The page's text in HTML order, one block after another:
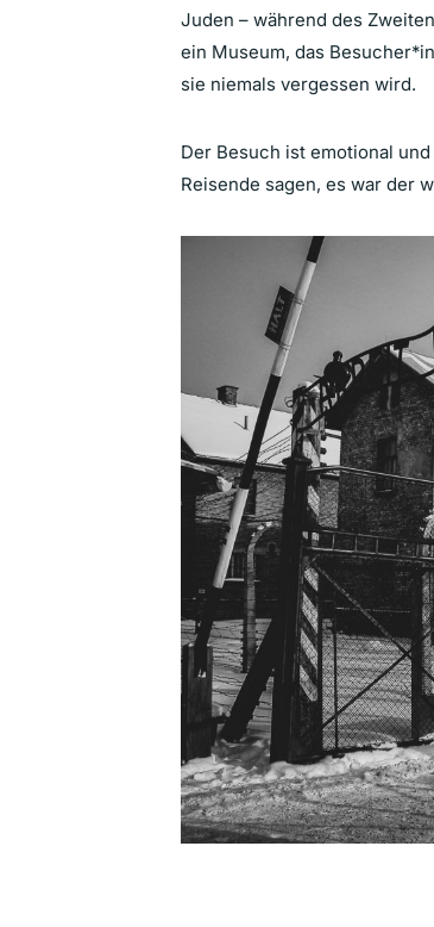
Juden – während des
ein Museum, das
sie niemals vergessen wird.
Der Besuch ist emotional
Reisende sagen, es war der